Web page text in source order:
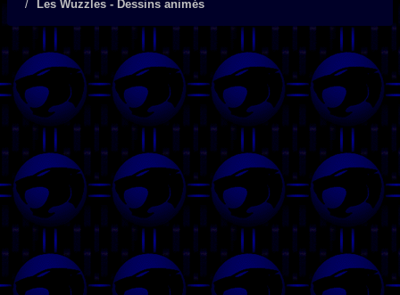
Les Wuzzles - Dessins animés